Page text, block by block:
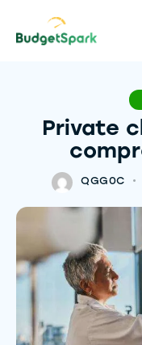
Private
QGG0C